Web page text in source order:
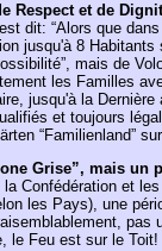
Respect et de
dit: “Alors que
jusqu'à 8
mais de
les Familles
jusqu'à la
et toujours
“Familienland”
Grise”, mais un
Confédération et
les Pays), une
pas
le Feu est sur le Toit!